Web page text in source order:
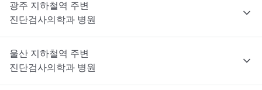
광주 지하철역 주변
진단검사의학과 병원
울산 지하철역 주변
진단검사의학과 병원